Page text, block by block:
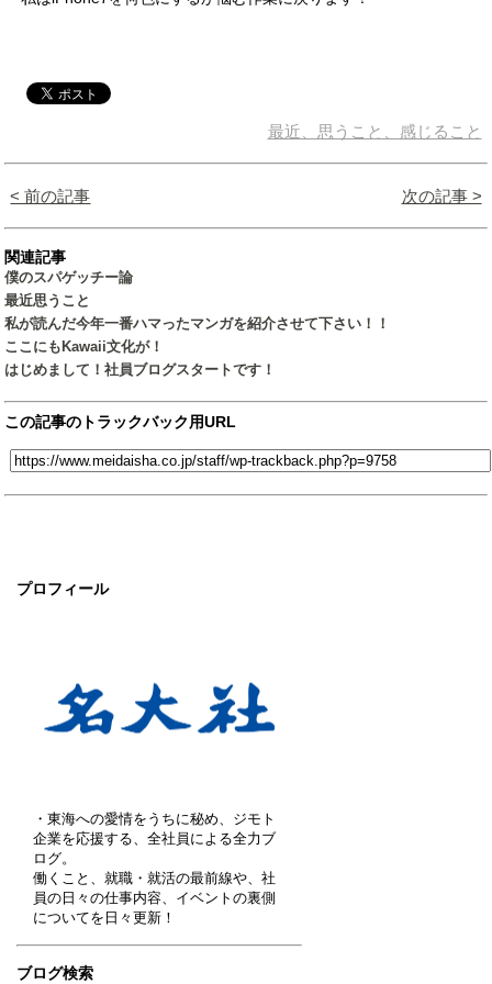
プロフィール
・東海への愛情をうちに秘め、ジモト
企業を応援する、全社員による全力ブ
ログ。
働くこと、就職・就活の最前線や、社
員の日々の仕事内容、イベントの裏側
についてを日々更新！
ブログ検索
最近、思うこと、感じること
< 前の記事 次の記事 >
関連記事
僕のスパゲッチー論
最近思うこと
私が読んだ今年一番ハマったマンガを紹介させて下さい！！
ここにもKawaii文化が！
はじめまして！社員ブログスタートです！
この記事のトラックバック用URL